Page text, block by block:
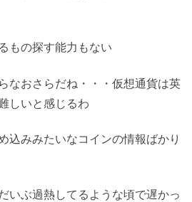
もの探す能力もない
なおさらだね・・・仮想通貨は英
しいと感じるわ
込みみたいなコインの情報ばかり
いぶ過熱してるような頃で遅かっ